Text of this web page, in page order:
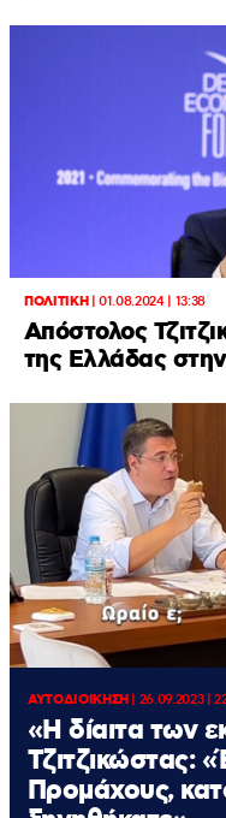
ΠΟΛΙΤΙΚΗ|01.08.2024 | 13:38
Απόστολος
της Ελλάδας
ΑΥΤΟΔΙΟΙΚΗΣΗ| 26.09.2023 |
«Η δίαιτα των
Τζιτζικώστας:
Προμάχους,